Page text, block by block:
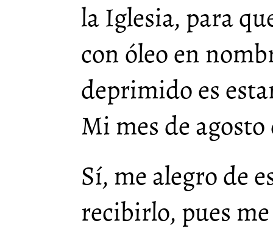
la Iglesia, para
con óleo en
deprimido es
Mi mes de
Sí, me alegro de
recibirlo, pues